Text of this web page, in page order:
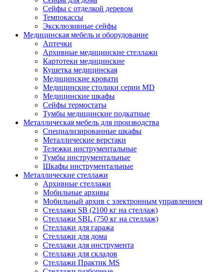
Сейфы с отделкой деревом
Темпокассы
Эксклюзивные сейфы
Медицинская мебель и оборудование
Аптечки
Архивные медицинские стеллажи
Картотеки медицинские
Кушетка медицинская
Медицинские кровати
Медицинские столики серии MD
Медицинские шкафы
Сейфы термостаты
Тумбы медицинские подкатные
Металлическая мебель для производства
Cпециализированные шкафы
Металлические верстаки
Тележки инструментальные
Тумбы инструментальные
Шкафы инструментальные
Металлические стеллажи
Архивные стеллажи
Мобильные архивы
Мобильный архив с электронным управлением
Стеллажи SB (2100 кг на стеллаж)
Стеллажи SBL (750 кг на стеллаж)
Стеллажи для гаража
Стеллажи для дома
Стеллажи для инструмента
Стеллажи для складов
Стеллажи Практик MS